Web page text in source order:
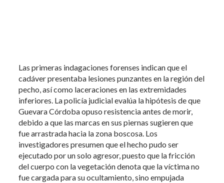
Las primeras indagaciones forenses indican que el
cadáver presentaba lesiones punzantes en la región del
pecho, así como laceraciones en las extremidades
inferiores. La policía judicial evalúa la hipótesis de que
Guevara Córdoba opuso resistencia antes de morir,
debido a que las marcas en sus piernas sugieren que
fue arrastrada hacia la zona boscosa. Los
investigadores presumen que el hecho pudo ser
ejecutado por un solo agresor, puesto que la fricción
del cuerpo con la vegetación denota que la víctima no
fue cargada para su ocultamiento, sino empujada